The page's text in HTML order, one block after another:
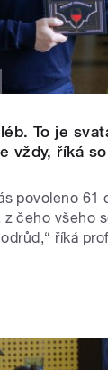
To je
vždy, říká
povoleno 61
čeho všeho
říká